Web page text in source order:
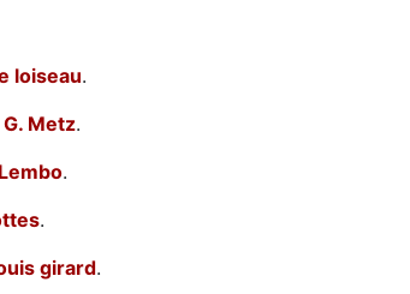
loiseau.
Metz.
.
.
girard.